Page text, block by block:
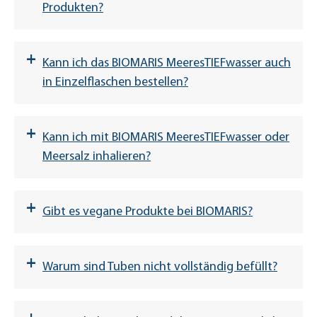
6,90 €Bestellung bequem per PC weiter
bearbeiten und abschicken.
Hinweis:
Produkten?
+ Kann ich das BIOMARIS MeeresTIEFwasser auch
in Einzelflaschen bestellen?
+ Kann ich mit BIOMARIS MeeresTIEFwasser oder
Meersalz inhalieren?
+ Gibt es vegane Produkte bei BIOMARIS?
+ Warum sind Tuben nicht vollständig befüllt?